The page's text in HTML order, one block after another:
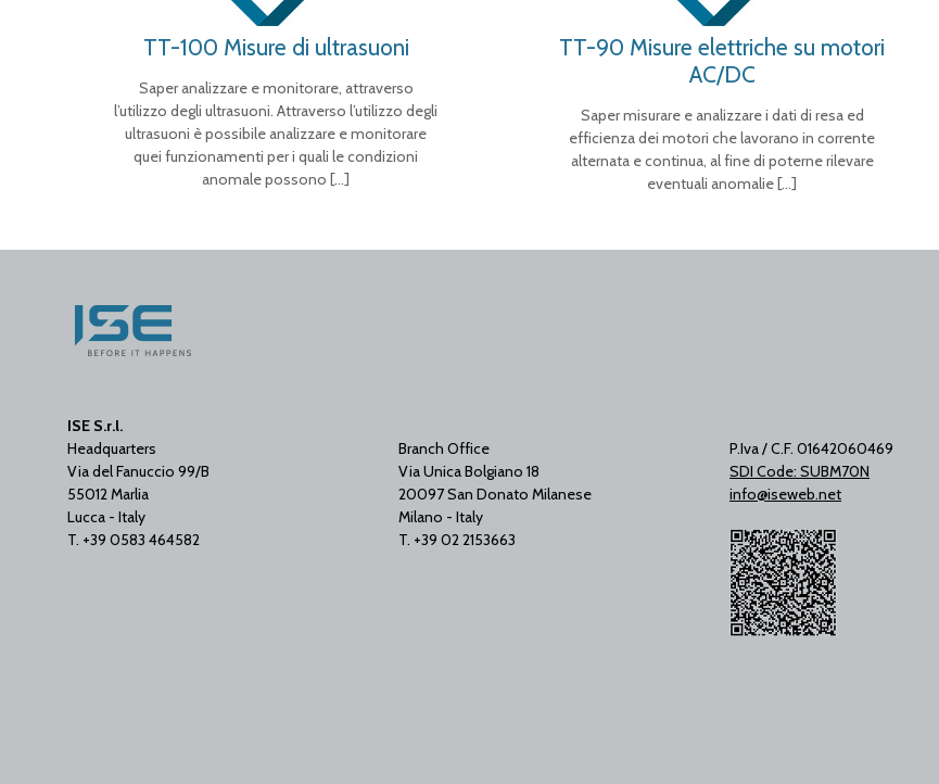
TT-100 Misure di ultrasuoni
Saper analizzare e monitorare, attraverso
l’utilizzo degli ultrasuoni. Attraverso l’utilizzo degli
ultrasuoni è possibile analizzare e monitorare
quei funzionamenti per i quali le condizioni
anomale possono […]
TT-90 Misure elettriche su motori
AC/DC
Saper misurare e analizzare i dati di resa ed
efficienza dei motori che lavorano in corrente
alternata e continua, al fine di poterne rilevare
eventuali anomalie[…]
ISE S.r.l.
Headquarters
Via del Fanuccio 99/B
55012 Marlia
Lucca - Italy
T. +39 0583 464582
Branch Office
Via Unica Bolgiano 18
20097 San Donato Milanese
Milano - Italy
T. +39 02 2153663
P.Iva / C.F. 01642060469
SDI Code: SUBM70N
info@iseweb.net